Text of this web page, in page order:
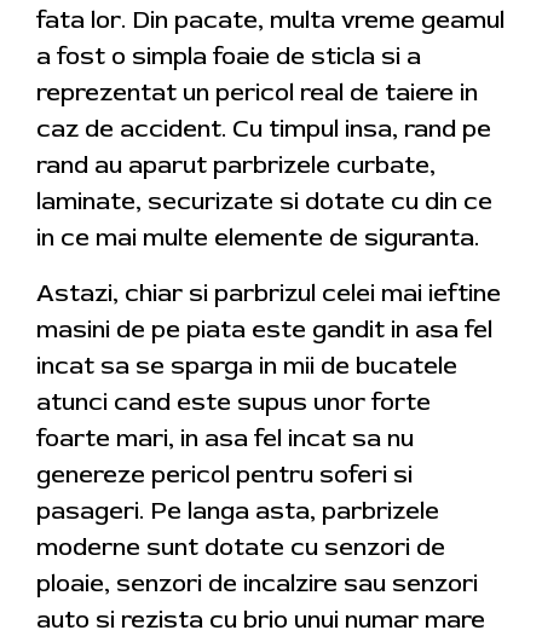
fata lor. Din pacate, multa vreme geamul
a fost o simpla foaie de sticla si a
reprezentat un pericol real de taiere in
caz de accident. Cu timpul insa, rand pe
rand au aparut parbrizele curbate,
laminate, securizate si dotate cu din ce
in ce mai multe elemente de siguranta.
Astazi, chiar si parbrizul celei mai ieftine
masini de pe piata este gandit in asa fel
incat sa se sparga in mii de bucatele
atunci cand este supus unor forte
foarte mari, in asa fel incat sa nu
genereze pericol pentru soferi si
pasageri. Pe langa asta, parbrizele
moderne sunt dotate cu senzori de
ploaie, senzori de incalzire sau senzori
auto si rezista cu brio unui numar mare